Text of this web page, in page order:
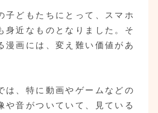
子どもたちにとって、スマホ
身近なものとなりました。そ
漫画には、変え難い価値があ
は、特に動画やゲームなどの
や音がついていて、見ている